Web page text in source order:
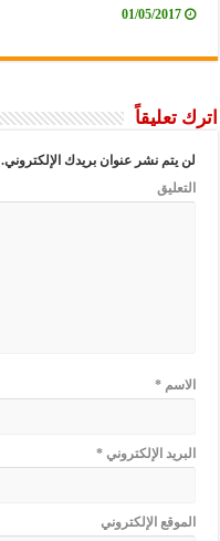
01/05/2017
اترك تعليقاً
لن يتم نشر عنوان بريدك الإلكتروني.
التعليق
الاسم*
البريد الإلكتروني*
الموقع الإلكتروني